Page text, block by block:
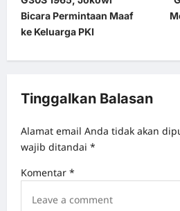
o
s
a
i
a
Bicara Permintaan Maaf
ke Keluarga PKI
Tinggalkan Balasan
Alamat email Anda tidak akan
wajib ditandai *
Komentar *